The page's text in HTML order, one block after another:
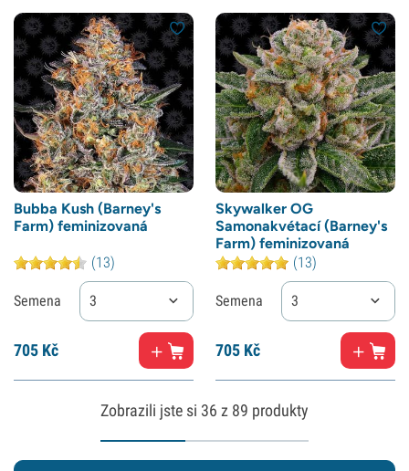
Bubba Kush (Barney's
Farm) feminizovaná
(13)
Semena 3
705 Kč
Skywalker OG
Samonakvétací (Barney's
Farm) feminizovaná
(13)
Semena 3
705 Kč
Zobrazili jste si 36 z 89 produkty